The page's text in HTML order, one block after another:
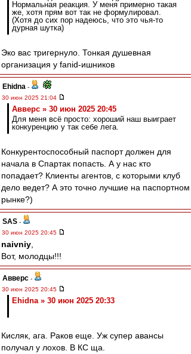
Нормальная реакция. У меня примерно такая
же, хотя прям вот так не формулировал.
(Хотя до сих пор надеюсь, что это чья-то
дурная шутка)
Эко вас тригернуло. Тонкая душевная
организация у fanid-ишников
Ehidna -
30 июн 2025 21:04
Авверс » 30 июн 2025 20:45
Для меня всё просто: хороший наш выиграет
конкуренцию у так себе лега.
Конкурентоспособный паспорт должен для
начала в Спартак попасть. А у нас кто
попадает? Клиенты агентов, с которыми клуб
дело ведет? А это точно лучшие на паспортном
рынке?)
SAS -
30 июн 2025 20:45
naivniy
Вот, молодцы!!!
Авверс -
30 июн 2025 20:45
Ehidna » 30 июн 2025 20:33
Кисляк, ага. Раков еще. Уж супер авансы
получал у лохов. В КС ща.